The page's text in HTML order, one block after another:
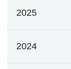
2025
2024